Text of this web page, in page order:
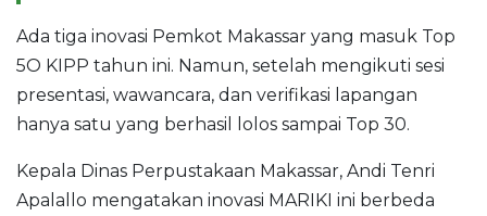
Ada tiga inovasi Pemkot Makassar yang masuk Top
5O KIPP tahun ini. Namun, setelah mengikuti sesi
presentasi, wawancara, dan verifikasi lapangan
hanya satu yang berhasil lolos sampai Top 30.
Kepala Dinas Perpustakaan Makassar, Andi Tenri
Apalallo mengatakan inovasi MARIKI ini berbeda